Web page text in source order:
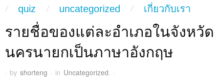
quiz
uncategorized เกี่ยวกับเรา
รายชื่อของแต่ละอำเภอในจังหวัด
นครนายกเป็นภาษาอังกฤษ
· by shorteng · in Uncategorized. ·